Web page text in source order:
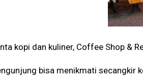
kopi dan kuliner, Coffee Shop &
bisa menikmati secangkir